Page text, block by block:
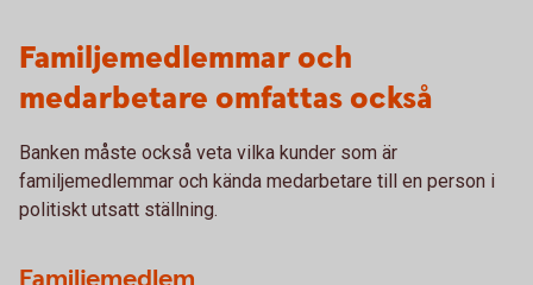
Familjemedlemmar och
medarbetare omfattas också
Banken måste också veta vilka kunder som är
familjemedlemmar och kända medarbetare till en person i
politiskt utsatt ställning.